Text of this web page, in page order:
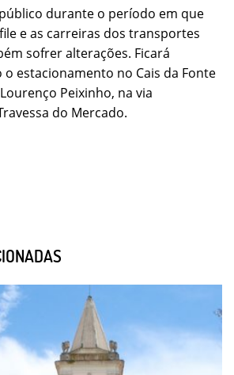
durante o período em que
e as carreiras dos transportes
sofrer alterações. Ficará
estacionamento no Cais da Fonte
Peixinho, na via
do Mercado.